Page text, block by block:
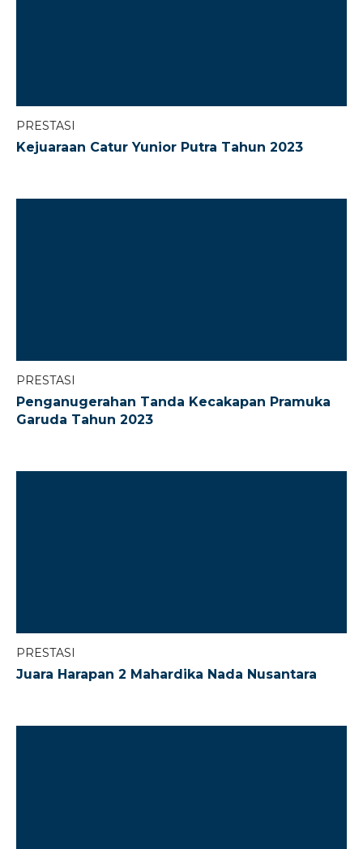
PRESTASI
Kejuaraan Catur Yunior Putra Tahun 2023
PRESTASI
Penganugerahan Tanda Kecakapan Pramuka
Garuda Tahun 2023
PRESTASI
Juara Harapan 2 Mahardika Nada Nusantara